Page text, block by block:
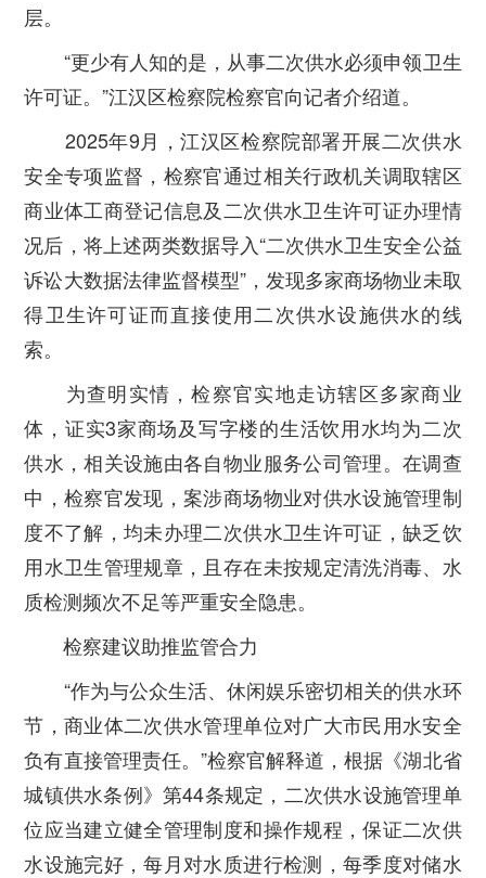
层。
“更少有人知的是，从事二次供水必须申领卫生
许可证。”江汉区检察院检察官向记者介绍道。
2025年9月，江汉区检察院部署开展二次供水
安全专项监督，检察官通过相关行政机关调取辖区
商业体工商登记信息及二次供水卫生许可证办理情
况后，将上述两类数据导入“二次供水卫生安全公益
诉讼大数据法律监督模型”，发现多家商场物业未取
得卫生许可证而直接使用二次供水设施供水的线
索。
为查明实情，检察官实地走访辖区多家商业
体，证实3家商场及写字楼的生活饮用水均为二次
供水，相关设施由各自物业服务公司管理。在调查
中，检察官发现，案涉商场物业对供水设施管理制
度不了解，均未办理二次供水卫生许可证，缺乏饮
用水卫生管理规章，且存在未按规定清洗消毒、水
质检测频次不足等严重安全隐患。
检察建议助推监管合力
“作为与公众生活、休闲娱乐密切相关的供水环
节，商业体二次供水管理单位对广大市民用水安全
负有直接管理责任。”检察官解释道，根据《湖北省
城镇供水条例》第44条规定，二次供水设施管理单
位应当建立健全管理制度和操作规程，保证二次供
水设施完好，每月对水质进行检测，每季度对储水